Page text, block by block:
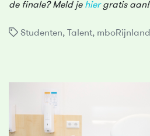
de finale? Meld je hiergratis aan!
Studenten, Talent, mboRijnland